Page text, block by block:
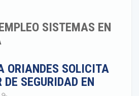
SISTEMAS EN
ORIANDES SOLICITA
DE SEGURIDAD EN